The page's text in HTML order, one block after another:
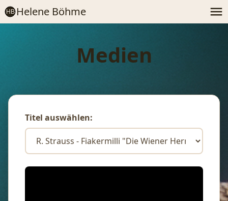
HB Helene Böhme
Medien
Titel auswählen: